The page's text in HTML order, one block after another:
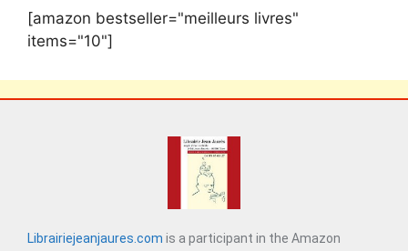
[amazon bestseller="meilleurs livres"
items="10"]
Librairiejeanjaures.com is a participant in the Amazon